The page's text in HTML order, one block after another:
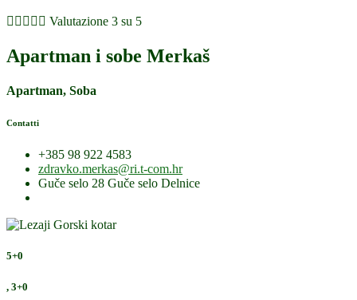
     Valutazione 3 su 5
Apartman i sobe Merkaš
Apartman, Soba
Contatti
+385 98 922 4583
zdravko.merkas@ri.t-com.hr
Guče selo 28 Guče selo Delnice
5+0
, 3+0